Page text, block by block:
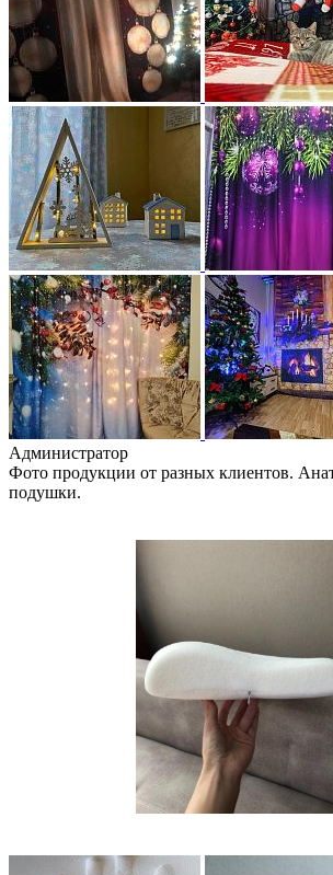
Администратор
Фото продукции от разных клиентов.
подушки.